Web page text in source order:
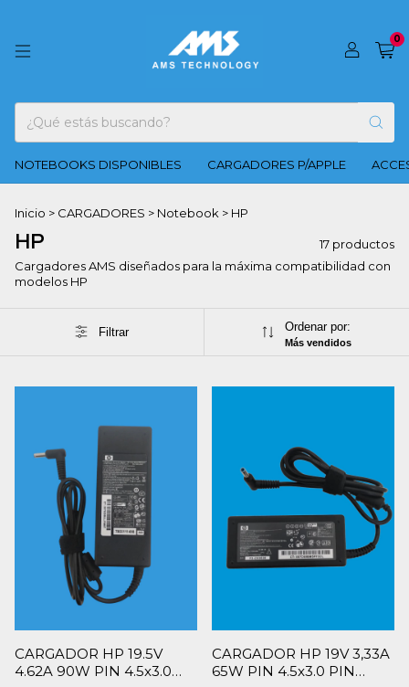
0
NOTEBOOKS DISPONIBLES CARGADORES P/APPLE
Inicio > CARGADORES > Notebook > HP
HP
17 productos
Cargadores AMS diseñados para la máxima compatibilidad con
modelos HP
Filtrar Ordenar por:
Más vendidos
CARGADOR HP 19.5V
4.62A 90W PIN 4.5x3.0
CARGADOR HP 19V 3,33A
65W PIN 4.5x3.0 PIN